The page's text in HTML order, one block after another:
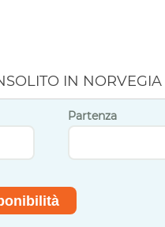
IN NORVEGIA
Partenza